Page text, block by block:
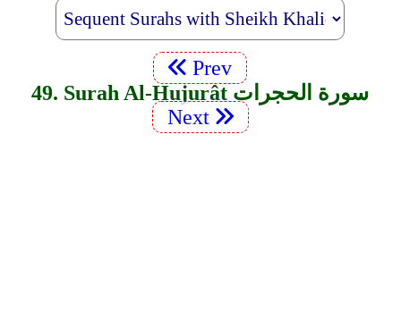
Prev
49. Surah Al-Hujurât سورة الحجرات
Next